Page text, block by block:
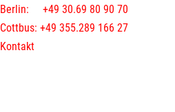
Berlin: +49 30.69 80 90 70
Cottbus: +49 355.289 166 27
Kontakt